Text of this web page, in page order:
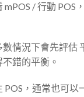
mPOS / 行動
數情況下會先評估
錯的平衡。
POS，通常也可以